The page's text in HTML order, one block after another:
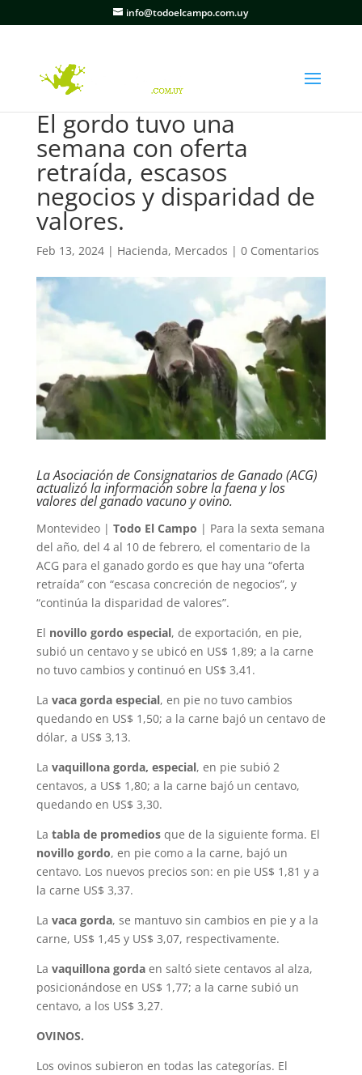
info@todoelcampo.com.uy
El gordo tuvo una
semana con oferta
retraída, escasos
negocios y disparidad de
valores.
Feb 13, 2024| Hacienda, Mercados | 0 Comentarios
La Asociación de Consignatarios de Ganado (ACG)
actualizó la información sobre la faena y los
valores del ganado vacuno y ovino.
Montevideo | Todo El Campo | Para la sexta semana
del año, del 4 al 10 de febrero, el comentario de la
ACG para el ganado gordo es que hay una “oferta
retraída” con “escasa concreción de negocios”, y
“continúa la disparidad de valores”.
El novillo gordo especial, de exportación, en pie,
subió un centavo y se ubicó en US$ 1,89; a la carne
no tuvo cambios y continuó en US$ 3,41.
La vaca gorda especial, en pie no tuvo cambios
quedando en US$ 1,50; a la carne bajó un centavo de
dólar, a US$ 3,13.
La vaquillona gorda, especial, en pie subió 2
centavos, a US$ 1,80; a la carne bajó un centavo,
quedando en US$ 3,30.
La tabla de promediosque de la siguiente forma. El
novillo gordo, en pie como a la carne, bajó un
centavo. Los nuevos precios son: en pie US$ 1,81 y a
la carne US$ 3,37.
La vaca gorda, se mantuvo sin cambios en pie y a la
carne, US$ 1,45 y US$ 3,07, respectivamente.
La vaquillona gordaen saltó siete centavos al alza,
posicionándose en US$ 1,77; a la carne subió un
centavo, a los US$ 3,27.
OVINOS.
Los ovinos subieron en todas las categorías. El